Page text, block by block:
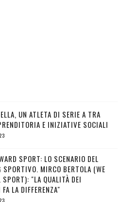
UN ATLETA DI SERIE A TRA
E INIZIATIVE SOCIALI
SPORT: LO SCENARIO DEL
SPORTIVO. MIRCO BERTOLA (WE
SPORT): "LA QUALITÀ DEI
LA DIFFERENZA"